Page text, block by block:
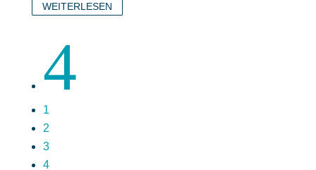
WEITERLESEN
4
1
2
3
4